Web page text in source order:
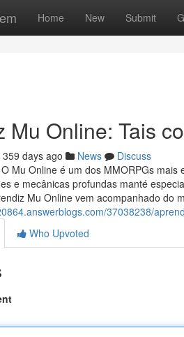
Home New Submit
Mu Online: Tais
359 days ago News
Discuss
Mu Online é um dos MMORPGs
e mecânicas profundas manté
Mu Online vem acompanhado do
37038238/
Who Upvoted